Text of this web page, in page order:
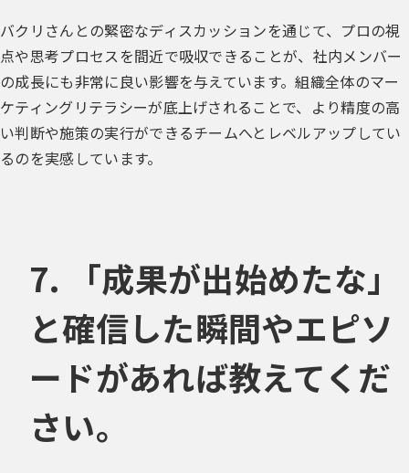
バクリさんとの緊密なディスカッションを通じて、プロの視
点や思考プロセスを間近で吸収できることが、社内メンバー
の成長にも非常に良い影響を与えています。組織全体のマー
ケティングリテラシーが底上げされることで、より精度の高
い判断や施策の実行ができるチームへとレベルアップしてい
るのを実感しています。
7. 「成果が出始めたな」
と確信した瞬間やエピソ
ードがあれば教えてくだ
さい。